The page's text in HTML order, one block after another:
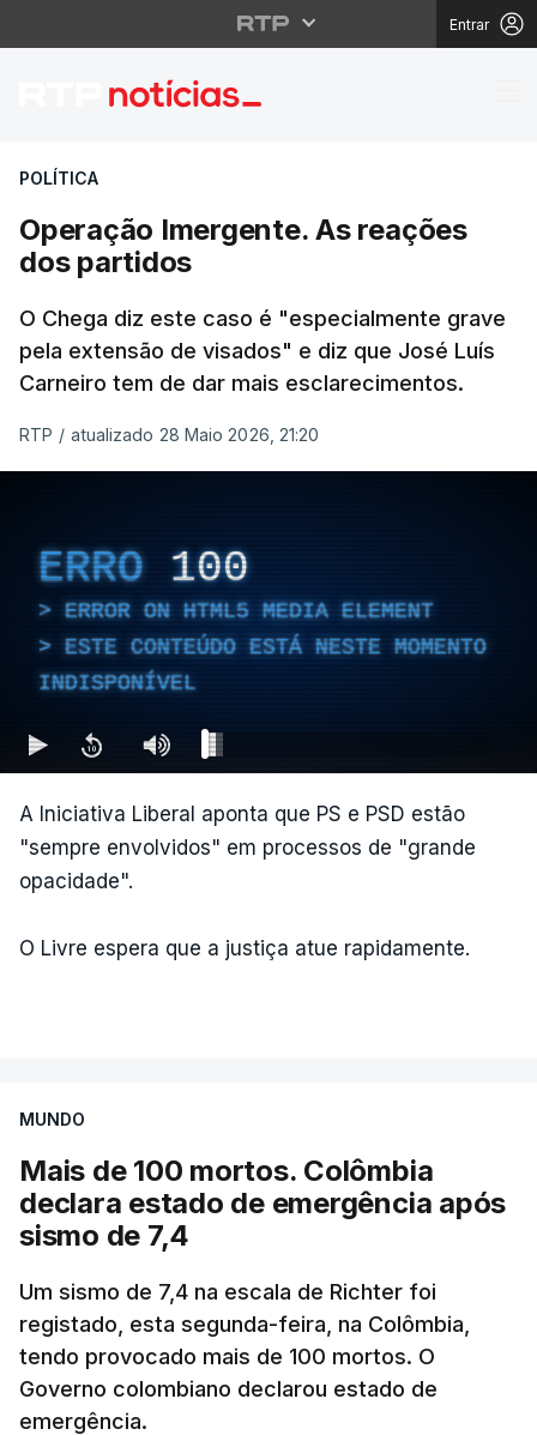
Entrar
Operação Imergente.
POLÍTICA
Operação Imergente. As reações
dos partidos
O Chega diz este caso é "especialmente grave
pela extensão de visados" e diz que José Luís
Carneiro tem de dar mais esclarecimentos.
RTP / atualizado 28 Maio 2026, 21:20
ERRO 100
ERROR ON HTML5 MEDIA ELEMENT
ESTE CONTEÚDO ESTÁ NESTE MOMENTO
INDISPONÍVEL
A Iniciativa Liberal aponta que PS e PSD estão
"sempre envolvidos" em processos de "grande
opacidade".
O Livre espera que a justiça atue rapidamente.
MUNDO
Mais de 100 mortos. Colômbia
declara estado de emergência após
sismo de 7,4
Um sismo de 7,4 na escala de Richter foi
registado, esta segunda-feira, na Colômbia,
tendo provocado mais de 100 mortos. O
Governo colombiano declarou estado de
emergência.